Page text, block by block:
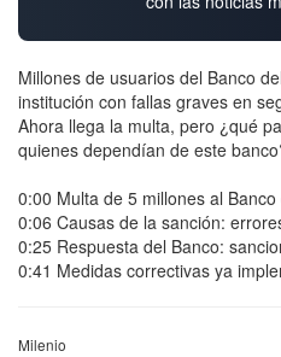
Millones de usuarios del Banco
institución con fallas graves en
Ahora llega la multa, pero ¿qué
quienes dependían de este
0:00 Multa de 5 millones al
0:06 Causas de la sanción:
0:25 Respuesta del Banco:
0:41 Medidas correctivas ya
Milenio